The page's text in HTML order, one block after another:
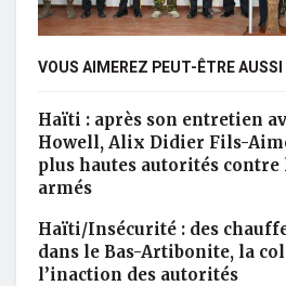
VOUS AIMEREZ PEUT-ÊTRE AUSSI
Haïti : après son entretien
Howell, Alix Didier Fils-
plus hautes autorités contre
armés
Haïti/Insécurité : des
dans le Bas-Artibonite, la
l’inaction des autorités